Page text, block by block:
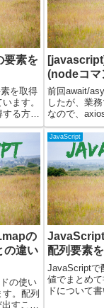
要素を
を取得
ます。
る方法
する方法
す。配
号を指
ることが
(nodeコマ
前回await/
したが、業
なので、
して確認し
マンドで、
イルを実行
前回：axios
の
の違い
の使い
。配列
すこと
JavaScript
JavaScript
配列要素
JavaScriptで
値でまとめ
ドについて